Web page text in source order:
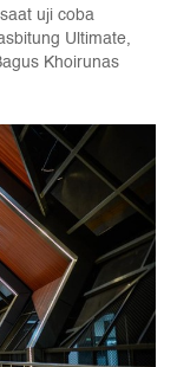
uji coba
Ultimate,
Khoirunas